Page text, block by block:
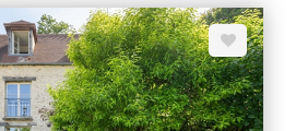
sein de la résidence. A visiter sans tarder !